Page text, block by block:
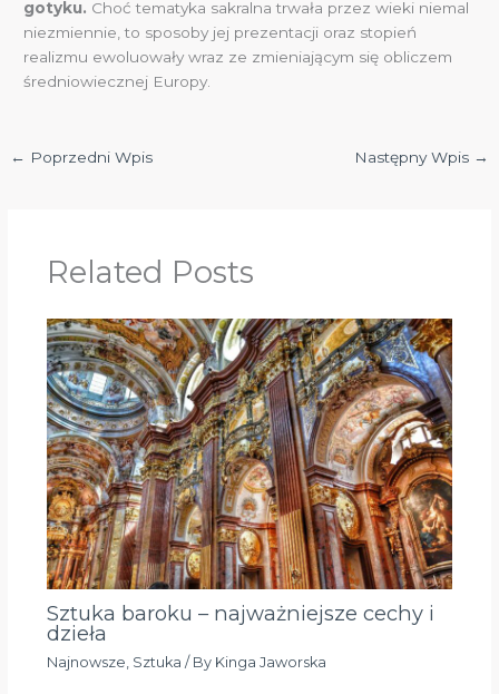
gotyku. Choć tematyka sakralna trwała przez wieki niemal
niezmiennie, to sposoby jej prezentacji oraz stopień
realizmu ewoluowały wraz ze zmieniającym się obliczem
średniowiecznej Europy.
← Poprzedni Wpis Następny Wpis →
Related Posts
Sztuka baroku – najważniejsze cechy i
dzieła
Najnowsze Sztuka / By Kinga Jaworska